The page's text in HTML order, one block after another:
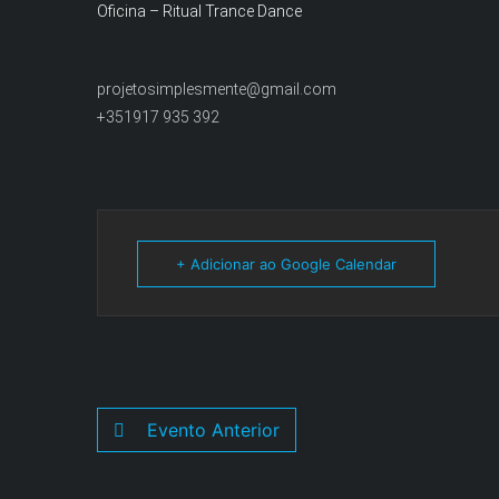
Oficina – Ritual Trance Dance
projetosimplesmente@gmail.com
+351917 935 392
+ Adicionar ao Google Calendar
Evento Anterior